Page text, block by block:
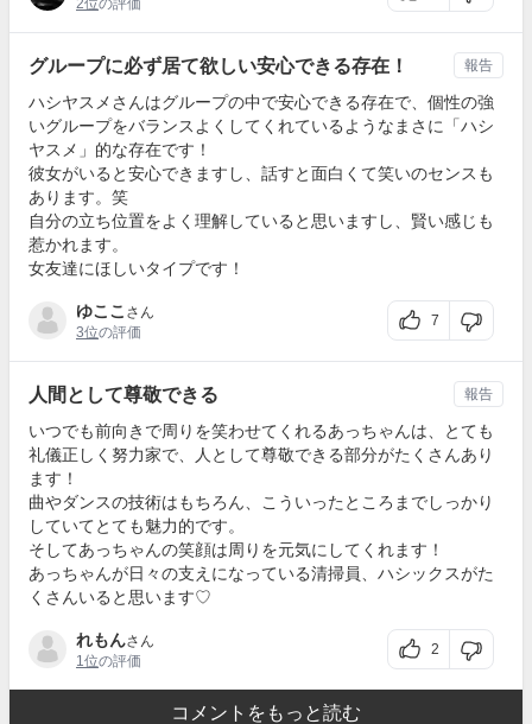
2位の評価
グループに必ず居て欲しい安心できる存在！
ハシヤスメさんはグループの中で安心できる存在で、個性の強
いグループをバランスよくしてくれているようなまさに「ハシ
ヤスメ」的な存在です！
彼女がいると安心できますし、話すと面白くて笑いのセンスも
あります。笑
自分の立ち位置をよく理解していると思いますし、賢い感じも
惹かれます。
女友達にほしいタイプです！
ゆここ さん
3位の評価
7
報告
人間として尊敬できる
いつでも前向きで周りを笑わせてくれるあっちゃんは、とても
礼儀正しく努力家で、人として尊敬できる部分がたくさんあり
ます！
曲やダンスの技術はもちろん、こういったところまでしっかり
していてとても魅力的です。
そしてあっちゃんの笑顔は周りを元気にしてくれます！
あっちゃんが日々の支えになっている清掃員、ハシックスがた
くさんいると思います♡
れもんさん
1位の評価
2
報告
コメントをもっと読む